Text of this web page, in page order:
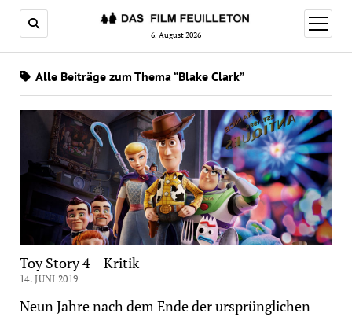
6. August 2026
Menü
öffnen
Alle Beiträge zum Thema “Blake Clark”
Toy Story 4 – Kritik
14. JUNI 2019
Neun Jahre nach dem Ende der ursprünglichen